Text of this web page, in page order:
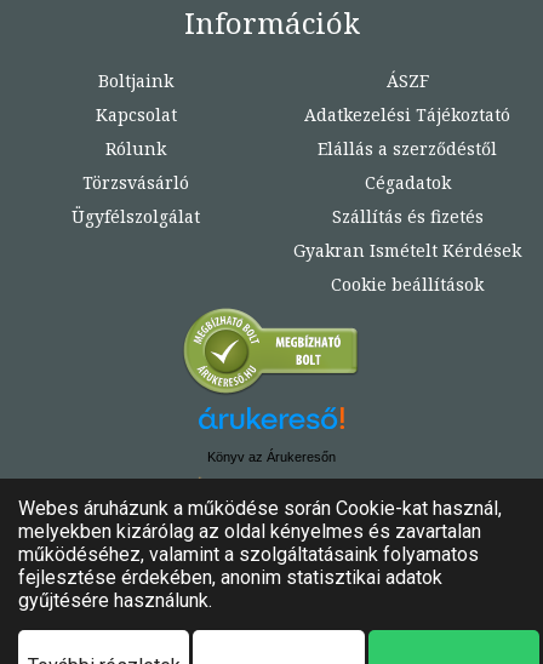
Információk
Boltjaink
Kapcsolat
Rólunk
Törzsvásárló
Ügyfélszolgálat
ÁSZF
Adatkezelési Tájékoztató
Elállás a szerződéstől
Cégadatok
Szállítás és fizetés
Gyakran Ismételt Kérdések
Cookie beállítások
Könyv az Árukeresőn